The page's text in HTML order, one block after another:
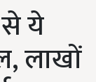
ये
लाखों